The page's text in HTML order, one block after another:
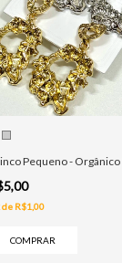
PrataPequeno -
de R$1,00
COMPRAR